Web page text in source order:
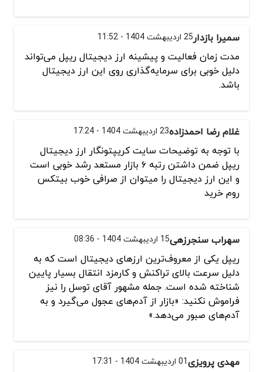
سمیرا بازدار25 اردیبهشت 1404 - 11:52
مدت زمان فعالیت و پیشینه ارز دیجیتال ریپل می‌تواند
دلیل خوبی برای سرمایه‌گذاری روی این ارز دیجیتال
باشد.
غلام رضا احمدزاده23 اردیبهشت 1404 - 17:24
با توجه به توضیحات سایت کریپتونگار ارز دیجیتال
ریپل ضمن داشتن رتبه ۶ بازار مستعد رشد خوبی است
و این ارز دیجیتال را میتوان از صرافی خوب بیتکس
روم خرید
سهراب سنجرزهی15 اردیبهشت 1404 - 08:36
ریپل یکی از معروف‌ترین ارزهای دیجیتال است که به
دلیل سرعت بالای تراکنش و کارمزد انتقال بسیار پایین
شناخته شده است. جمله مشهور آقای توسل را نیز
فراموش نکنید: «بازار از آدم‌های عجول می‌گیرد و به
آدم‌های صبور می‌دهد.»
مهدی پرویزی01 اردیبهشت 1404 - 17:31